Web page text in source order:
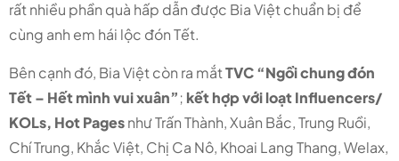
rất nhiều phần quà hấp dẫn được Bia Việt chuẩn bị để
cùng anh em hái lộc đón Tết.
Bên cạnh đó, Bia Việt còn ra mắtTVC “Ngồi chung đón
Tết – Hết mình vui xuân”; kết hợp với loạt Influencers/
KOLs, Hot Pagesnhư Trấn Thành, Xuân Bắc, Trung Ruồi,
Chí Trung, Khắc Việt, Chị Ca Nô, Khoai Lang Thang, Welax,